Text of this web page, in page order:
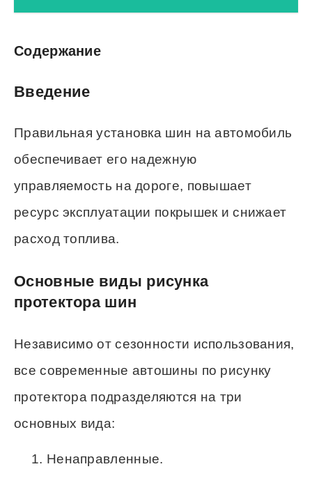
Cодержание
Введение
Правильная установка шин на автомобиль
обеспечивает его надежную
управляемость на дороге, повышает
ресурс эксплуатации покрышек и снижает
расход топлива.
Основные виды рисунка
протектора шин
Независимо от сезонности использования,
все современные автошины по рисунку
протектора подразделяются на три
основных вида:
Ненаправленные.